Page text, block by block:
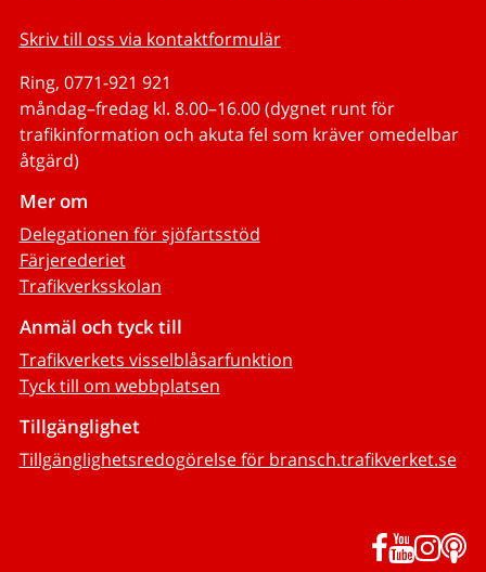
Skriv till oss via kontaktformulär
Ring, 0771-921 921
måndag–fredag kl. 8.00–16.00 (dygnet runt för
trafikinformation och akuta fel som kräver omedelbar
åtgärd)
Mer om
Delegationen för sjöfartsstöd
Färjerederiet
Trafikverksskolan
Anmäl och tyck till
Trafikverkets visselblåsarfunktion
Tyck till om webbplatsen
Tillgänglighet
Tillgänglighetsredogörelse för bransch.trafikverket.se
Facebook
YouTube